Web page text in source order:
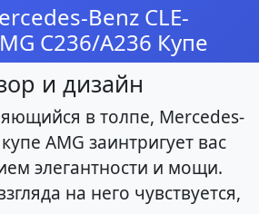
Benz CLE-
C236/A236 Купе
и дизайн
в толпе, Mercedes-
AMG заинтригует вас
элегантности и мощи.
на него чувствуется,